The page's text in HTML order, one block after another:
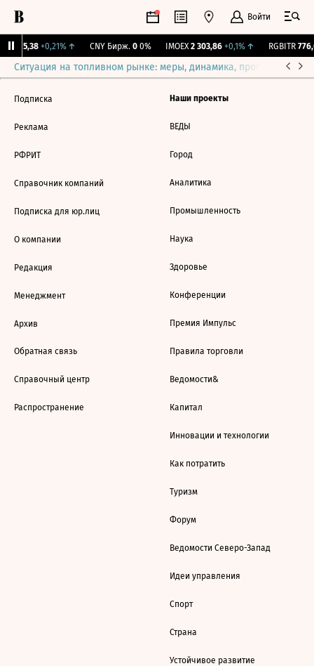
Войти
115,38 +0,21%↑ CNY Бирж. 0 0% IMOEX 2 303,86 +0,1%↑ RGBITR
Ситуация на топливном рынке: меры, динамика, прогнозы
Подписка
Реклама
РФРИТ
Справочник компаний
Подписка для юр.лиц
О компании
Редакция
Менеджмент
Архив
Обратная связь
Справочный центр
Распространение
Наши проекты
ВЕДЫ
Город
Аналитика
Промышленность
Наука
Здоровье
Конференции
Премия Импульс
Правила торговли
Ведомости&
Капитал
Инновации и технологии
Как потратить
Туризм
Форум
Ведомости Северо-Запад
Идеи управления
Спорт
Страна
Устойчивое развитие